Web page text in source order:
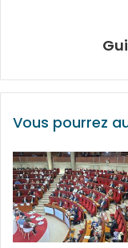
Vous pourrez